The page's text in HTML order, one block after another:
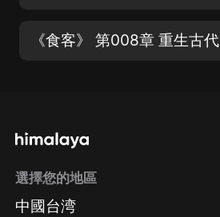
《食客》 第008章 重生古代
選擇您的地區
中國台湾